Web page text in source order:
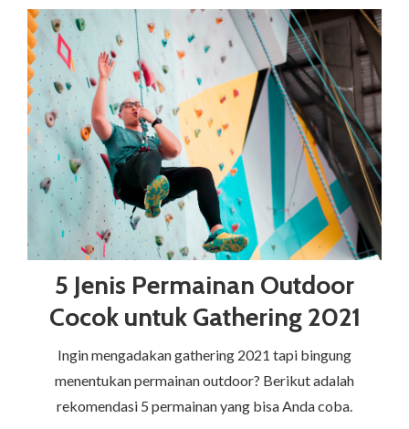
5 Jenis Permainan Outdoor
Cocok untuk Gathering 2021
Ingin mengadakan gathering 2021 tapi bingung
menentukan permainan outdoor? Berikut adalah
rekomendasi 5 permainan yang bisa Anda coba.